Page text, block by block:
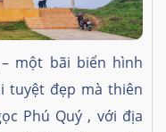
một bãi biển hình
tuyệt đẹp mà thiên
Phú Quý , với địa